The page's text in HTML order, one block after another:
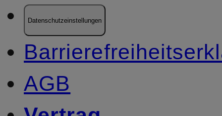
Datenschutzeinstellungen
AGB